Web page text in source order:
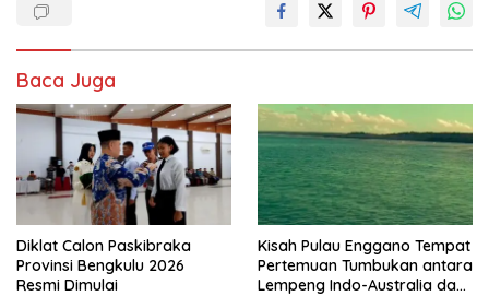
Baca Juga
Diklat Calon Paskibraka
Provinsi Bengkulu 2026
Resmi Dimulai
Kisah Pulau Enggano Tempat
Pertemuan Tumbukan antara
Lempeng Indo-Australia dan